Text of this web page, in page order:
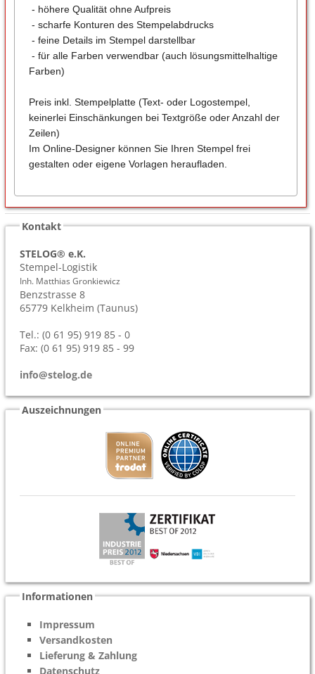
- höhere Qualität ohne Aufpreis
- scharfe Konturen des Stempelabdrucks
- feine Details im Stempel darstellbar
- für alle Farben verwendbar (auch lösungsmittelhaltige
Farben)
Preis inkl. Stempelplatte (Text- oder Logostempel,
keinerlei Einschänkungen bei Textgröße oder Anzahl der
Zeilen)
Im Online-Designer können Sie Ihren Stempel frei
gestalten oder eigene Vorlagen heraufladen.
Kontakt
STELOG® e.K.
Stempel-Logistik
Inh. Matthias Gronkiewicz
Benzstrasse 8
65779 Kelkheim (Taunus)
Tel.: (0 61 95) 919 85 - 0
Fax: (0 61 95) 919 85 - 99
info@stelog.de
Auszeichnungen
Informationen
Impressum
Versandkosten
Lieferung & Zahlung
Datenschutz